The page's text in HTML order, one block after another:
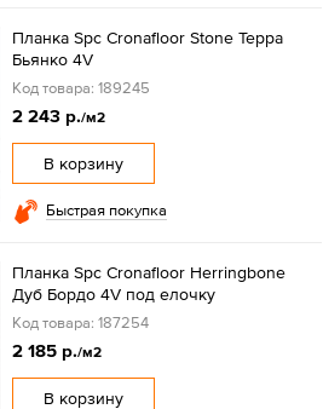
Планка Spc Cronafloor Stone Терра
Бьянко 4V
Код товара: 189245
2 243 р./м2
В корзину
Быстрая покупка
Планка Spc Cronafloor Herringbone
Дуб Бордо 4V под елочку
Код товара: 187254
2 185 р./м2
В корзину